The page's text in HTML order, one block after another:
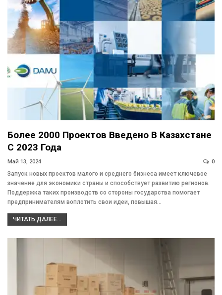
Более 2000 Проектов Введено В Казахстане
С 2023 Года
Май 13, 2024 0
Запуск новых проектов малого и среднего бизнеса имеет ключевое
значение для экономики страны и способствует развитию регионов.
Поддержка таких производств со стороны государства помогает
предпринимателям воплотить свои идеи, повышая…
ЧИТАТЬ ДАЛЕЕ...